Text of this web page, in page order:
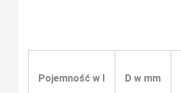
Pojemność w l D w mm